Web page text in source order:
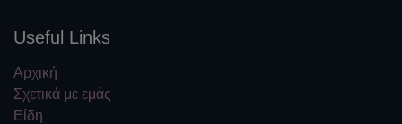
Useful Links
Αρχική
Σχετικά με εμάς
Είδη